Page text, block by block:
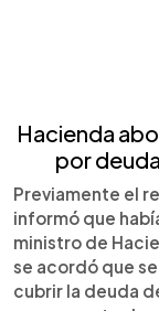
Hacienda
por
Previamente el
informó que
ministro de
se acordó que
cubrir la deuda